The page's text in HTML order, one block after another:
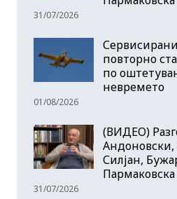
31/07/2026
повторно
по
невремето
01/08/2026
(ВИДЕО)
Андоновски,
Силјан,
Пармаковска
31/07/2026